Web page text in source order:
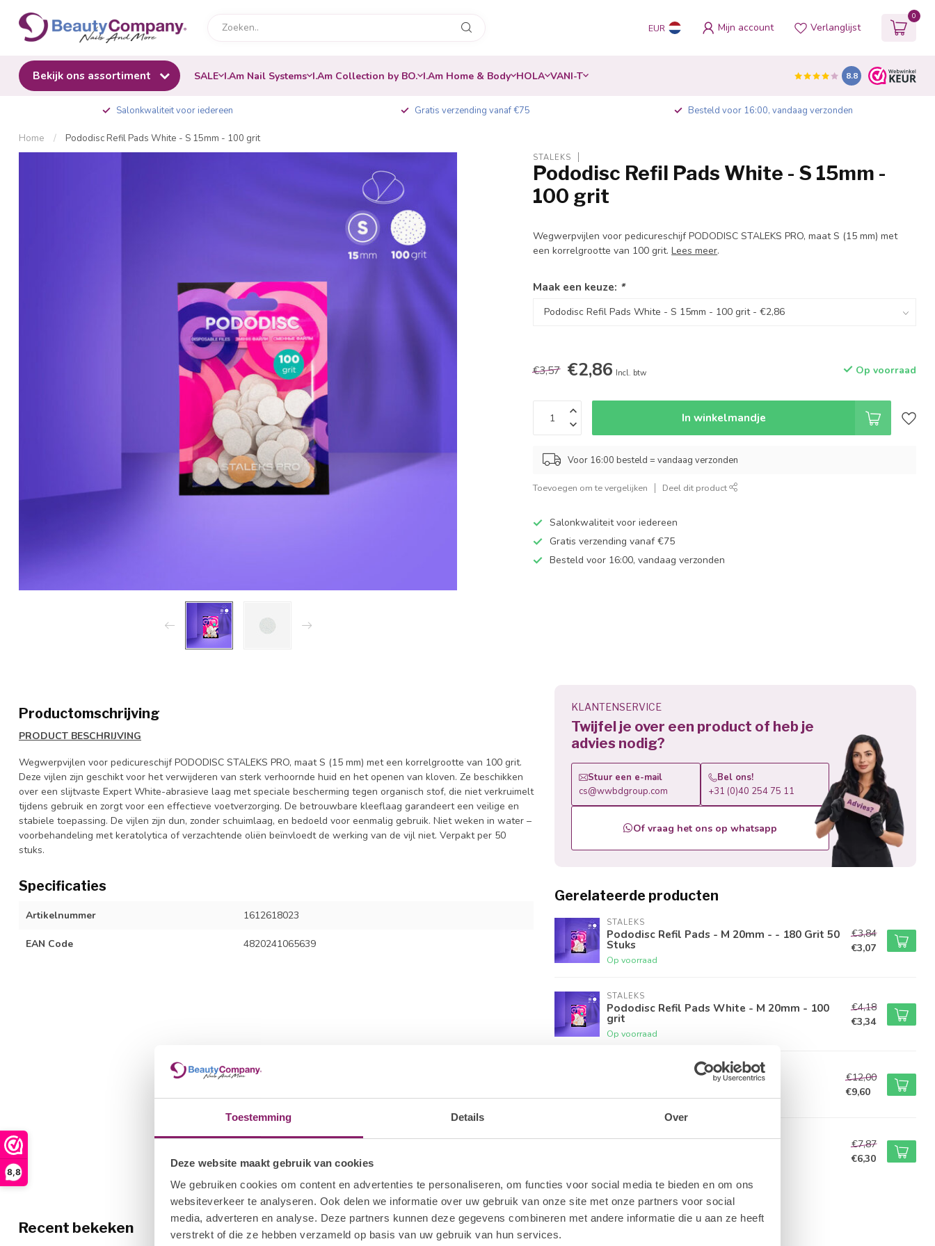
Toestemming Details Over
Deze website maakt gebruik van cookies
We gebruiken cookies om content en advertenties te personaliseren, om functies voor social media te bieden en om ons
websiteverkeer te analyseren. Ook delen we informatie over uw gebruik van onze site met onze partners voor social
media, adverteren en analyse. Deze partners kunnen deze gegevens combineren met andere informatie die u aan ze heeft
verstrekt of die ze hebben verzameld op basis van uw gebruik van hun services.
8,8
EUR Mijn account Verlanglijst
0
Bekijk ons assortiment SALE I.Am Nail Systems I.Am Collection by BO. I.Am Home & Body HOLA VANI-T 8.8
Salonkwaliteit voor iedereen Gratis verzending vanaf €75 Besteld voor 16:00, vandaag verzonden
Home / Pododisc Refil Pads White - S 15mm - 100 grit
STALEKS
Pododisc Refil Pads White - S 15mm -
100 grit
Wegwerpvijlen voor pedicureschijf PODODISC STALEKS PRO, maat S (15 mm) met
een korrelgrootte van 100 grit.Lees meer.
Maak een keuze: *
€3,57 €2,86 Incl. btw Op voorraad
In winkelmandje
Voor 16:00 besteld = vandaag verzonden
Toevoegen om te vergelijken Deel dit product
Salonkwaliteit voor iedereen
Gratis verzending vanaf €75
Besteld voor 16:00, vandaag verzonden
Productomschrijving
PRODUCT BESCHRIJVING
Wegwerpvijlen voor pedicureschijf PODODISC STALEKS PRO, maat S (15 mm) met een korrelgrootte van 100 grit.
Deze vijlen zijn geschikt voor het verwijderen van sterk verhoornde huid en het openen van kloven. Ze beschikken
over een slijtvaste Expert White-abrasieve laag met speciale bescherming tegen organisch stof, die niet verkruimelt
tijdens gebruik en zorgt voor een effectieve voetverzorging. De betrouwbare kleeflaag garandeert een veilige en
stabiele toepassing. De vijlen zijn dun, zonder schuimlaag, en bedoeld voor eenmalig gebruik. Niet weken in water –
voorbehandeling met keratolytica of verzachtende oliën beïnvloedt de werking van de vijl niet. Verpakt per 50
stuks.
Specificaties
Artikelnummer 1612618023
EAN Code 4820241065639
KLANTENSERVICE
Twijfel je over een product of heb je
advies nodig?
Stuur een e-mail
cs@wwbdgroup.com
Bel ons!
+31 (0)40 254 75 11
Of vraag het ons op whatsapp
Gerelateerde producten
STALEKS
Pododisc Refil Pads - M 20mm - - 180 Grit 50
Stuks
Op voorraad
€3,84
€3,07
STALEKS
Pododisc Refil Pads White - M 20mm - 100
grit
Op voorraad
€4,18
€3,34
Pododisc Pro S 15mm
Op voorraad
€12,00
€9,60
LUKAS PODOLOGICAL
€7,87
€6,30
Recent bekeken